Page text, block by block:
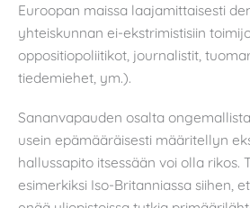
Euroopan maissa laajamittaisesti
yhteiskunnan ei-ekstrimistisiin
oppositiopoliitikot, journalistit,
tiedemiehet, ym.).
Sananvapauden osalta
usein epämääräisesti määritellyn
hallussapito itsessään voi olla rikos.
esimerkiksi Iso-Britanniassa siihen,